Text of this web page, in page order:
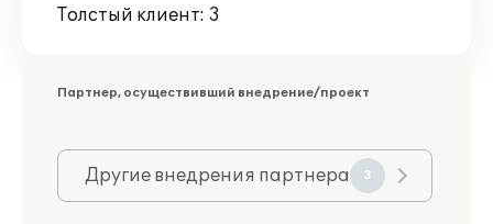
Толстый клиент: 3
Партнер, осуществивший внедрение/проект
Другие внедрения партнера 3